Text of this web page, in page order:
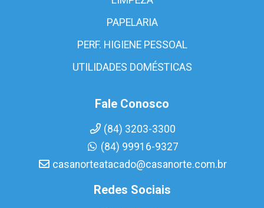
PAPELARIA
PERF. HIGIENE PESSOAL
UTILIDADES DOMÉSTICAS
Fale Conosco
(84) 3203-3300
(84) 99916-9327
casanorteatacado@casanorte.com.br
Redes Sociais